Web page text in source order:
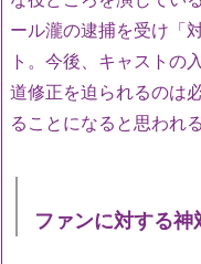
ール瀧の逮捕を受け「
ト。今後、キャストの
道修正を迫られるのは
ることになると思われる
ファンに対する神